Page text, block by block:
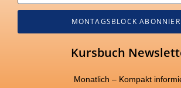
MONTAGSBLOCK
Kursbuch
Monatlich – Kompakt